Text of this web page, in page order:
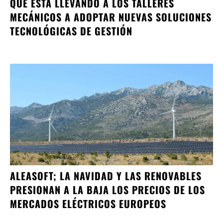
MECÁNICOS A ADOPTAR NUEVAS SOLUCIONES
TECNOLÓGICAS DE GESTIÓN
ALEASOFT; LA NAVIDAD Y LAS RENOVABLES
PRESIONAN A LA BAJA LOS PRECIOS DE LOS
MERCADOS ELÉCTRICOS EUROPEOS